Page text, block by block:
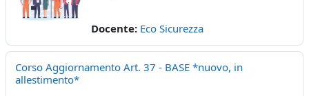
Docente: Eco Sicurezza
Corso Aggiornamento Art. 37 - BASE *nuovo, in
allestimento*